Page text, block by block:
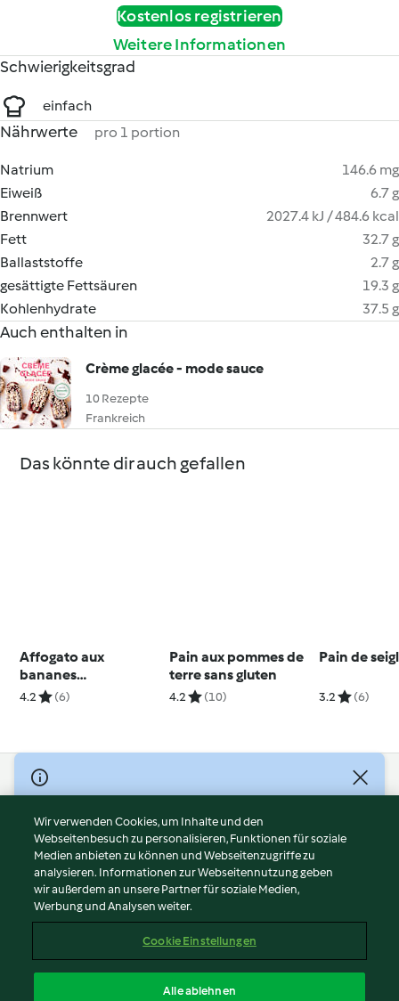
Kostenlos registrieren
Weitere Informationen
Schwierigkeitsgrad
einfach
Nährwerte pro 1 portion
Natrium
146.6 mg
Eiweiß
6.7 g
Brennwert
2027.4 kJ / 484.6 kcal
Fett
32.7 g
Ballaststoffe
2.7 g
gesättigte Fettsäuren
19.3 g
Kohlenhydrate
37.5 g
Auch enthalten in
Crème glacée - mode sauce
10 Rezepte
Frankreich
Das könnte dir auch gefallen
Affogato aux
bananes
caramélisées
4.2 (6)
Pain aux pommes de
terre sans gluten
4.2 (10)
Pain de
3.2 (6)
© Copyright 2026
Nutzungsbedingungen
Datenschutzrichtlinien
Disclaimer
Impressum
Cookies
Abo kündigen
Wir verwenden Cookies, um Inhalte und den
Webseitenbesuch zu personalisieren, Funktionen für soziale
Medien anbieten zu können und Webseitenzugriffe zu
analysieren. Informationen zur Webseitennutzung geben
wir außerdem an unsere Partner für soziale Medien,
Werbung und Analysen weiter.
Cookie Einstellungen
Alle ablehnen